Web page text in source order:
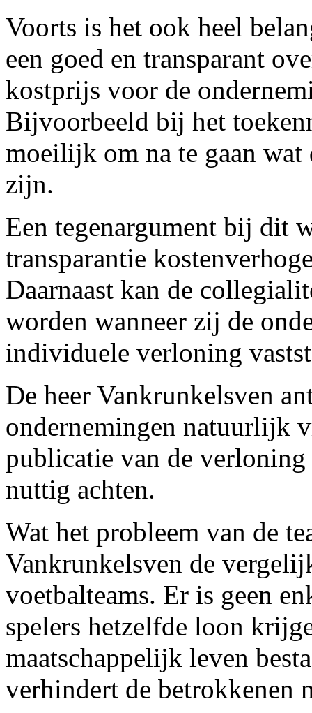
Voorts is het ook heel
een goed en transparant
kostprijs voor de
Bijvoorbeeld bij het
moeilijk om na te gaan
zijn.
Een tegenargument bij dit
transparantie
Daarnaast kan de
worden wanneer zij de
individuele verloning
De heer Vankrunkelsven
ondernemingen natuurlijk
publicatie van de
nuttig achten.
Wat het probleem van de
Vankrunkelsven de
voetbalteams. Er is geen
spelers hetzelfde loon
maatschappelijk leven
verhindert de betrokkenen